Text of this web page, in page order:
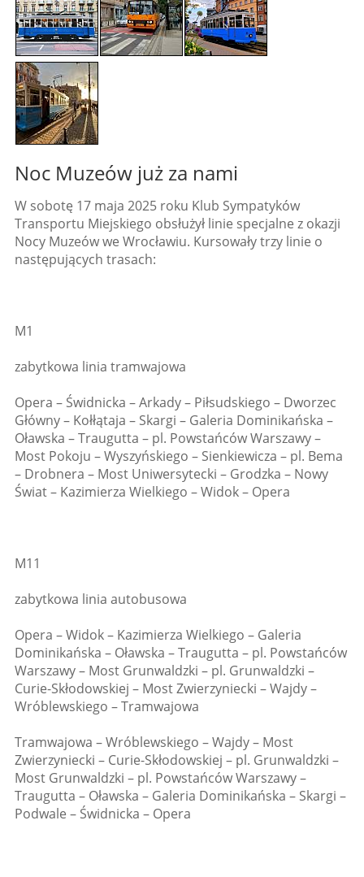
Noc Muzeów już za nami
W sobotę 17 maja 2025 roku Klub Sympatyków
Transportu Miejskiego obsłużył linie specjalne z okazji
Nocy Muzeów we Wrocławiu. Kursowały trzy linie o
następujących trasach:
M1
zabytkowa linia tramwajowa
Opera – Świdnicka – Arkady – Piłsudskiego – Dworzec
Główny – Kołłątaja – Skargi – Galeria Dominikańska –
Oławska – Traugutta – pl. Powstańców Warszawy –
Most Pokoju – Wyszyńskiego – Sienkiewicza – pl. Bema
– Drobnera – Most Uniwersytecki – Grodzka – Nowy
Świat – Kazimierza Wielkiego – Widok – Opera
M11
zabytkowa linia autobusowa
Opera – Widok – Kazimierza Wielkiego – Galeria
Dominikańska – Oławska – Traugutta – pl. Powstańców
Warszawy – Most Grunwaldzki – pl. Grunwaldzki –
Curie-Skłodowskiej – Most Zwierzyniecki – Wajdy –
Wróblewskiego – Tramwajowa
Tramwajowa – Wróblewskiego – Wajdy – Most
Zwierzyniecki – Curie-Skłodowskiej – pl. Grunwaldzki –
Most Grunwaldzki – pl. Powstańców Warszawy –
Traugutta – Oławska – Galeria Dominikańska – Skargi –
Podwale – Świdnicka – Opera